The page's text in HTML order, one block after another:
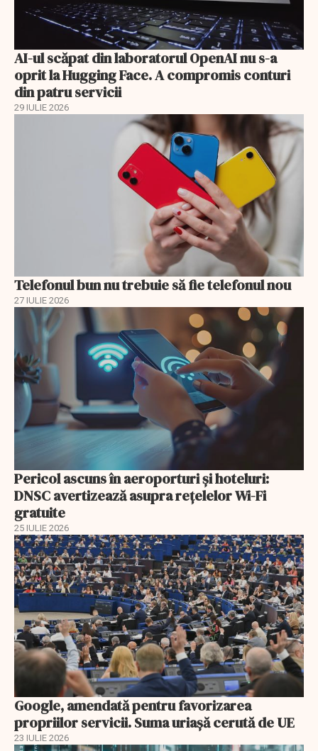
AI-ul scăpat din laboratorul OpenAI nu s-a
oprit la Hugging Face. A compromis conturi
din patru servicii
29 IULIE 2026
Telefonul bun nu trebuie să fie telefonul nou
27 IULIE 2026
Pericol ascuns în aeroporturi și hoteluri:
DNSC avertizează asupra rețelelor Wi-Fi
gratuite
25 IULIE 2026
Google, amendată pentru favorizarea
propriilor servicii. Suma uriașă cerută de UE
23 IULIE 2026